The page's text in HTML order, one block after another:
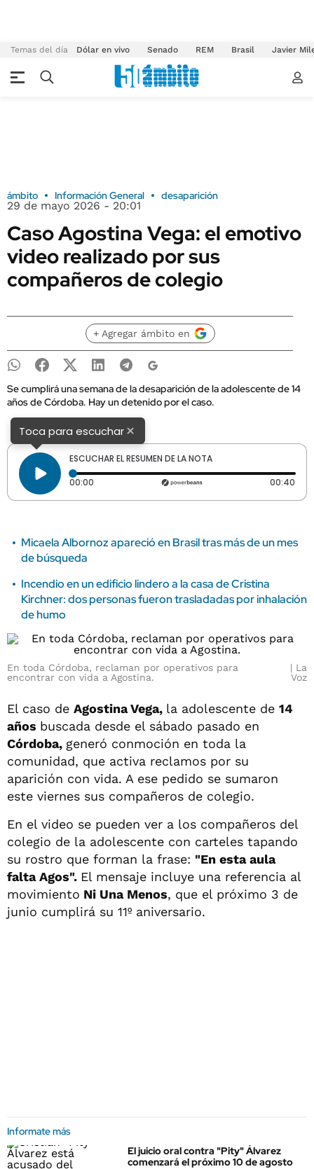
Temas del día Dólar en vivo Senado REM Brasil Javier
ámbito Información General desaparición
29 de mayo 2026 - 20:01
Caso Agostina Vega: el emotivo
video realizado por sus
compañeros de colegio
+ Agregar ámbito en
Se cumplirá una semana de la desaparición de la adolescente de 14
años de Córdoba. Hay un detenido por el caso.
Toca para escuchar×
ESCUCHAR EL RESUMEN DE LA NOTA
00:00 Tiempo transcurrido: 0 segundos 00:40
Micaela Albornoz apareció en Brasil tras más de un mes
de búsqueda
Incendio en un edificio lindero a la casa de Cristina
Kirchner: dos personas fueron trasladadas por inhalación
de humo
En toda Córdoba, reclaman por operativos para
encontrar con vida a Agostina.
La
Voz
El caso de Agostina Vega, la adolescente de 14
años buscada desde el sábado pasado en
Córdoba, generó conmoción en toda la
comunidad, que activa reclamos por su
aparición con vida. A ese pedido se sumaron
este viernes sus compañeros de colegio.
En el video se pueden ver a los compañeros del
colegio de la adolescente con carteles tapando
su rostro que forman la frase: "En esta aula
falta Agos". El mensaje incluye una referencia al
movimiento Ni Una Menos, que el próximo 3 de
junio cumplirá su 11º aniversario.
Informate más
El juicio oral contra "Pity" Álvarez
comenzará el próximo 10 de agosto